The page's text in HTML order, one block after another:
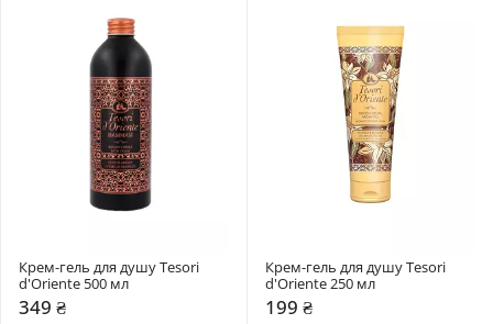
Крем-гель для душу Tesori
d'Oriente 500 мл
349 ₴
Крем-гель для душу Tesori
d'Oriente 250 мл
199 ₴